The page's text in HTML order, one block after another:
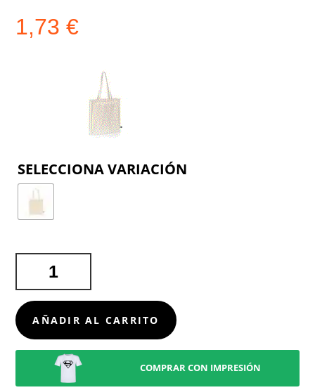
1,73€
ELATEK
FAIRTRADE
CANTIDAD
AÑADIR AL CARRITO
COMPRAR CON IMPRESIÓN